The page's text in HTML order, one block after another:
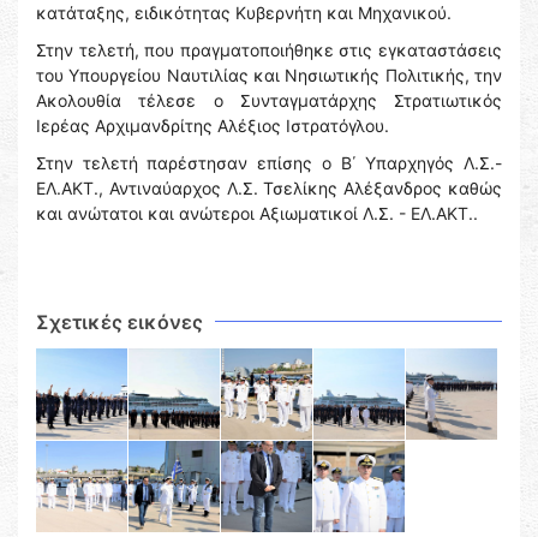
κατάταξης, ειδικότητας Κυβερνήτη και Μηχανικού.
Στην τελετή, που πραγματοποιήθηκε στις εγκαταστάσεις
του Υπουργείου Ναυτιλίας και Νησιωτικής Πολιτικής, την
Ακολουθία τέλεσε ο Συνταγματάρχης Στρατιωτικός
Ιερέας Αρχιμανδρίτης Αλέξιος Ιστρατόγλου.
Στην τελετή παρέστησαν επίσης ο Β΄ Υπαρχηγός Λ.Σ.-
ΕΛ.ΑΚΤ., Αντιναύαρχος Λ.Σ. Τσελίκης Αλέξανδρος καθώς
και ανώτατοι και ανώτεροι Αξιωματικοί Λ.Σ. - ΕΛ.ΑΚΤ..
Σχετικές εικόνες